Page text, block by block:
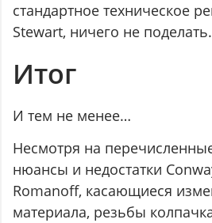
стандартное техническое
Stewart, ничего не поделать.
Итог
И тем не менее…
Несмотря на
нюансы и недостатки
Romanoff, касающиеся
материала, резьбы